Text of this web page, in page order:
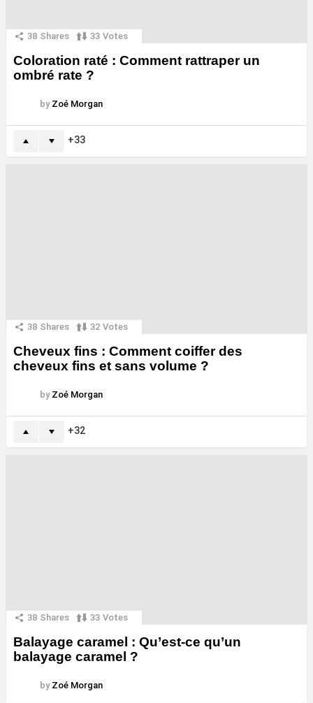
38 Shares 33 Votes
Coloration raté : Comment rattraper un
ombré rate ?
by Zoé Morgan
33
38 Shares 32 Votes
Cheveux fins : Comment coiffer des
cheveux fins et sans volume ?
by Zoé Morgan
32
38 Shares 33 Votes
Balayage caramel : Qu’est-ce qu’un
balayage caramel ?
by Zoé Morgan